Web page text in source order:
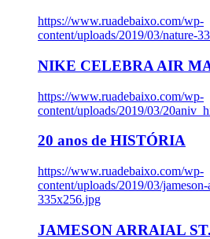
https://www.ruadebaixo.com/wp-
content/uploads/2019/03/nature-
NIKE CELEBRA AIR
https://www.ruadebaixo.com/wp-
content/uploads/2019/03/
20 anos de HISTÓRIA
https://www.ruadebaixo.com/wp-
content/uploads/2019/03/
335x256.jpg
JAMESON ARRAIAL